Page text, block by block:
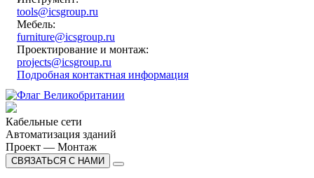
tools@icsgroup.ru
Мебель:
furniture@icsgroup.ru
Проектирование и монтаж:
projects@icsgroup.ru
Подробная контактная информация
Кабельные сети
Автоматизация зданий
Проект — Монтаж
СВЯЗАТЬСЯ С НАМИ